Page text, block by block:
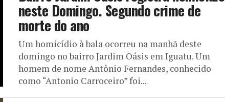
neste Domingo. Segundo crime de
morte do ano
Um homicídio à bala ocorreu na manhã deste
domingo no bairro Jardim Oásis em Iguatu. Um
homem de nome Antônio Fernandes, conhecido
como “Antonio Carroceiro” foi...